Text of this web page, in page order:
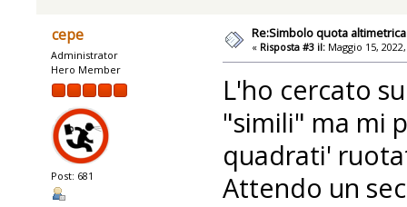
cepe
Administrator
Hero Member
Post: 681
Re:Simbolo quota
« Risposta #3 il: Maggio 15,
L'ho cercato
"simili" ma mi
quadrati'
Attendo un